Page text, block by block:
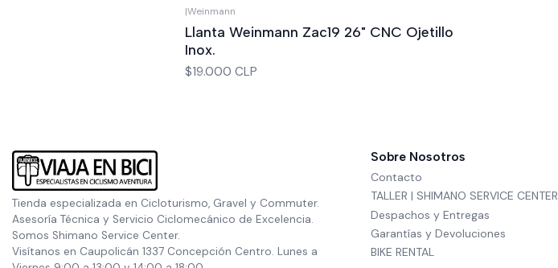
|Weinmann
Llanta Weinmann Zac19 26" CNC Ojetillo
Inox.
$19.000 CLP
Tienda especializada en Cicloturismo, Gravel y Commuter.
Asesoría Técnica y Servicio Ciclomecánico de Excelencia.
Somos Shimano Service Center.
Visítanos en Caupolicán 1337 Concepción Centro. Lunes a
Sobre Nosotros
Contacto
TALLER | SHIMANO SERVICE CENTER
Despachos y Entregas
Garantías y Devoluciones
BIKE RENTAL